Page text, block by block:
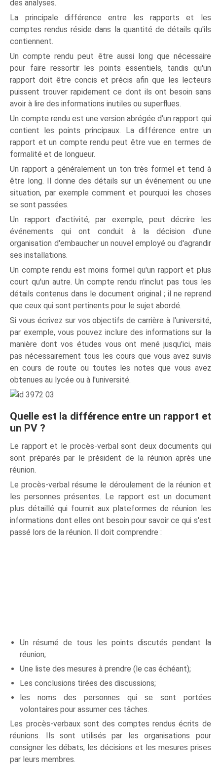
des analyses.
La principale différence entre les rapports et les
comptes rendus réside dans la quantité de détails qu'ils
contiennent.
Un compte rendu peut être aussi long que nécessaire
pour faire ressortir les points essentiels, tandis qu'un
rapport doit être concis et précis afin que les lecteurs
puissent trouver rapidement ce dont ils ont besoin sans
avoir à lire des informations inutiles ou superflues.
Un compte rendu est une version abrégée d'un rapport qui
contient les points principaux. La différence entre un
rapport et un compte rendu peut être vue en termes de
formalité et de longueur.
Un rapport a généralement un ton très formel et tend à
être long. Il donne des détails sur un événement ou une
situation, par exemple comment et pourquoi les choses
se sont passées.
Un rapport d'activité, par exemple, peut décrire les
événements qui ont conduit à la décision d'une
organisation d'embaucher un nouvel employé ou d'agrandir
ses installations.
Un compte rendu est moins formel qu'un rapport et plus
court qu'un autre. Un compte rendu n'inclut pas tous les
détails contenus dans le document original ; il ne reprend
que ceux qui sont pertinents pour le sujet abordé.
Si vous écrivez sur vos objectifs de carrière à l'université,
par exemple, vous pouvez inclure des informations sur la
manière dont vos études vous ont mené jusqu'ici, mais
pas nécessairement tous les cours que vous avez suivis
en cours de route ou toutes les notes que vous avez
obtenues au lycée ou à l'université.
Quelle est la différence entre un rapport et
un PV ?
Le rapport et le procès-verbal sont deux documents qui
sont préparés par le président de la réunion après une
réunion.
Le procès-verbal résume le déroulement de la réunion et
les personnes présentes. Le rapport est un document
plus détaillé qui fournit aux plateformes de réunion les
informations dont elles ont besoin pour savoir ce qui s'est
passé lors de la réunion. Il doit comprendre :
Un résumé de tous les points discutés pendant la
réunion;
Une liste des mesures à prendre (le cas échéant);
Les conclusions tirées des discussions;
les noms des personnes qui se sont portées
volontaires pour assumer ces tâches.
Les procès-verbaux sont des comptes rendus écrits de
réunions. Ils sont utilisés par les organisations pour
consigner les débats, les décisions et les mesures prises
par leurs membres.